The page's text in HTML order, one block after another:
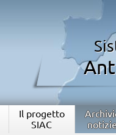
Il progetto
SIAC